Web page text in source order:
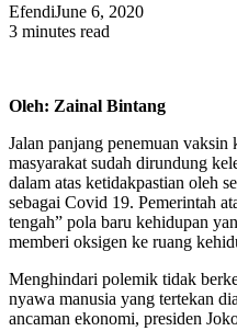
EfendiJune 6, 2020
3 minutes read
Oleh: Zainal Bintang
Jalan panjang penemuan
masyarakat sudah dirundung
dalam atas ketidakpastian oleh
sebagai Covid 19. Pemerintah
tengah” pola baru kehidupan
memberi oksigen ke ruang
Menghindari polemik tidak
nyawa manusia yang tertekan
ancaman ekonomi, presiden